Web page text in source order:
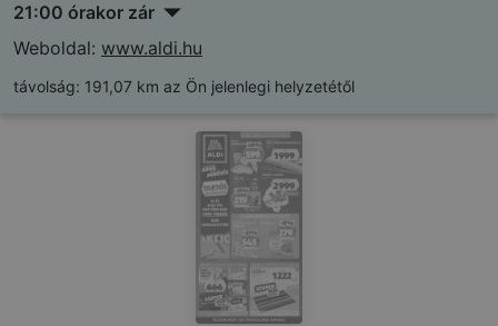
21:00 órakor zár
Weboldal: www.aldi.hu
távolság: 191,07 km az Ön jelenlegi helyzetétől